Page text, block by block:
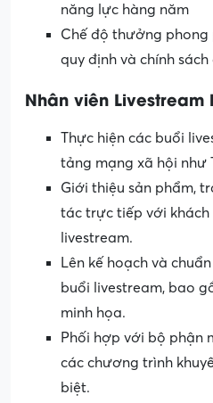
năng lực hàng năm
Chế độ thưởng phong
quy định và chính sách
Nhân viên Livestream
Thực hiện các buổi
tảng mạng xã hội như
Giới thiệu sản phẩm,
tác trực tiếp với
livestream.
Lên kế hoạch và
buổi livestream, bao
minh họa.
Phối hợp với bộ phận
các chương trình
biệt.